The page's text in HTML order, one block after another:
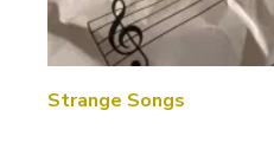
Strange Songs